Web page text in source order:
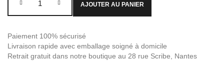
AJOUTER AU PANIER
Paiement 100% sécurisé
Livraison rapide avec emballage soigné à domicile
Retrait gratuit dans notre boutique au 28 rue Scribe, Nantes